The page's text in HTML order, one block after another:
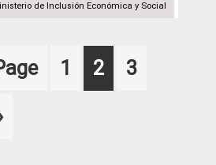
de Inclusión Económica y Social
Page
1 Page
2 Page
3